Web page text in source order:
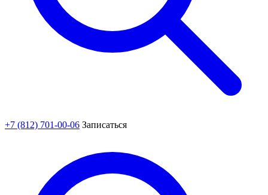
+7 (812) 701-00-06 Записаться